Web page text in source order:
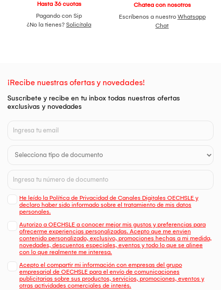
Hasta 36 cuotas
Pagando con Sip
¿No la tienes? Solicítala
Chatea con nosotros
Escríbenos a nuestro Whatsapp
Chat
¡Recibe nuestras ofertas y novedades!
Suscríbete y recibe en tu inbox todas nuestras ofertas
exclusivas y novedades
He leído la Política de Privacidad de Canales Digitales OECHSLE y
declaro haber sido informado sobre el tratamiento de mis datos
personales.
Autorizo a OECHSLE a conocer mejor mis gustos y preferencias para
ofrecerme experiencias personalizadas. Acepto que me envien
contenido personalizado, exclusivo, promociones hechas a mi medida,
novedades, descuentos especiales, eventos y todo lo que se alinee
con lo que realmente me interesa.
Acepto el compartir mi información con empresas del grupo
empresarial de OECHSLE para el envío de comunicaciones
publicitarias sobre sus productos, servicios, promociones, eventos y
otras actividades comerciales de interés.